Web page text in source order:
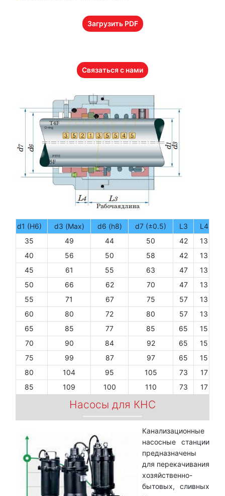
Загрузить PDF
Связаться с нами
d1 (H6) d3 (Max) d6 (h8) d7 (±0.5) L3
L4
35
49 44 50 42
13
40
56 50 58 42
13
45
61 55 63 47
13
50
66 62 70 47
13
55
71 67 75 57
13
60
80 72 80 57
13
65
85 77 85 65
15
70
90 84 92 65
15
75
99 87 97 65
15
80
104 95 105 73
17
85
109 100 110 73 17
Насосы для КНС
Канализационные
насосные станции
предназначены
для перекачивания
хозяйственно-
бытовых, сливных